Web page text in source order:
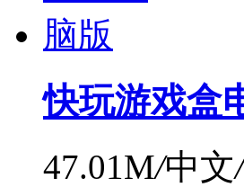
快玩游戏盒
47.01M/中文/